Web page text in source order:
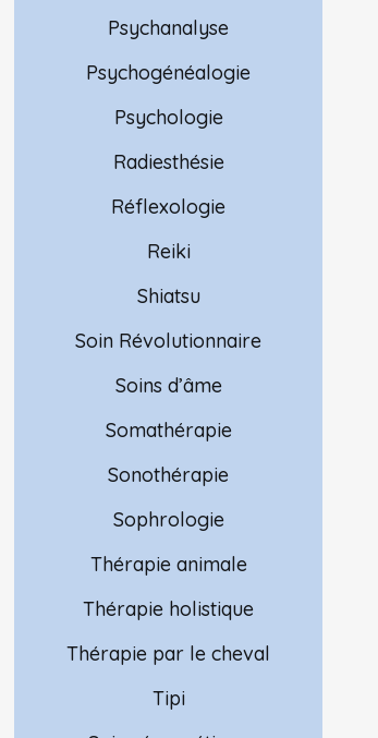
Psychanalyse
Psychogénéalogie
Psychologie
Radiesthésie
Réflexologie
Reiki
Shiatsu
Soin Révolutionnaire
Soins d’âme
Somathérapie
Sonothérapie
Sophrologie
Thérapie animale
Thérapie holistique
Thérapie par le cheval
Tipi